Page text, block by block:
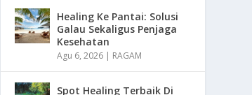
Healing Ke Pantai: Solusi
Galau Sekaligus Penjaga
Kesehatan
Agu 6, 2026 | RAGAM
Spot Healing Terbaik Di